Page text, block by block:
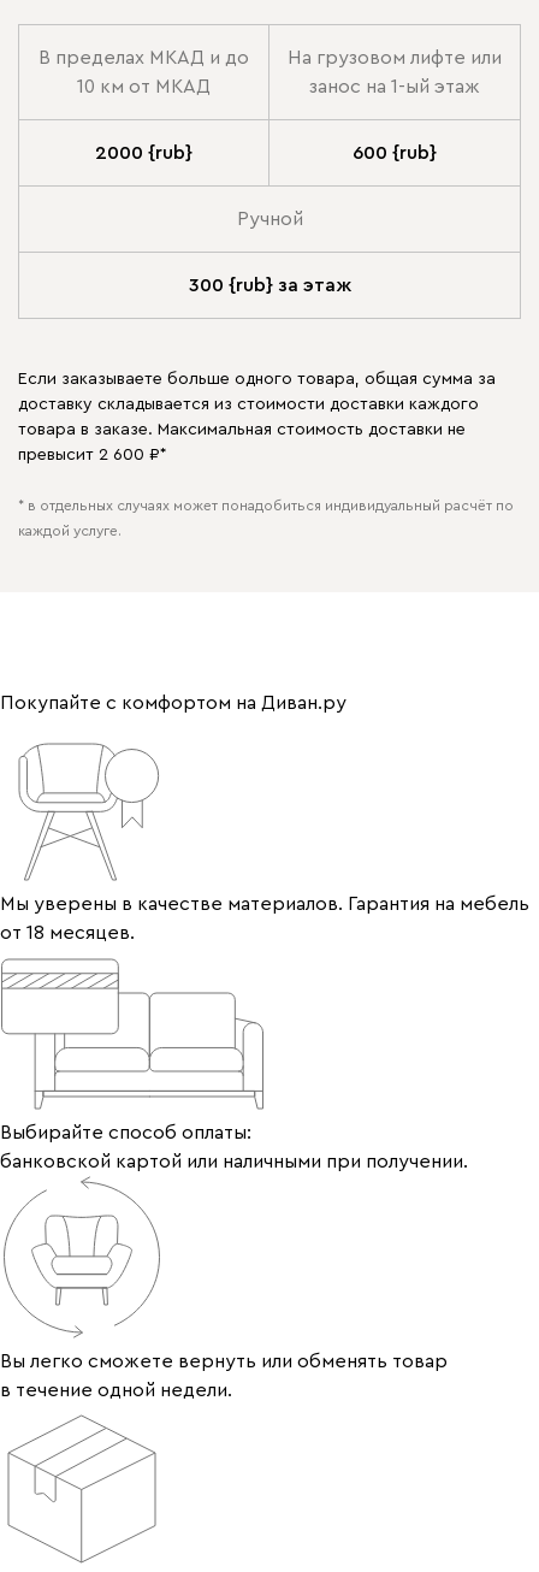
В пределах МКАД и до
10 км от МКАД
На грузовом лифте или
занос на 1-ый этаж
2000 {rub} 600 {rub}
Ручной
300 {rub} за этаж
Если заказываете больше одного товара, общая сумма за
доставку складывается из стоимости доставки каждого
товара в заказе. Максимальная стоимость доставки не
превысит 2 600 ₽*
* в отдельных случаях может понадобиться индивидуальный расчёт по
каждой услуге.
Покупайте с комфортом на Диван.ру
Мы уверены в качестве материалов. Гарантия на мебель
от 18 месяцев.
Выбирайте способ оплаты:
банковской картой или наличными при получении.
Вы легко сможете вернуть или обменять товар
в течение одной недели.